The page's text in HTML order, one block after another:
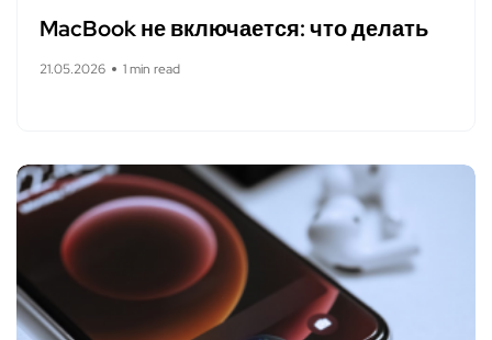
MacBook не включается: что делать
21.05.2026 1 min read